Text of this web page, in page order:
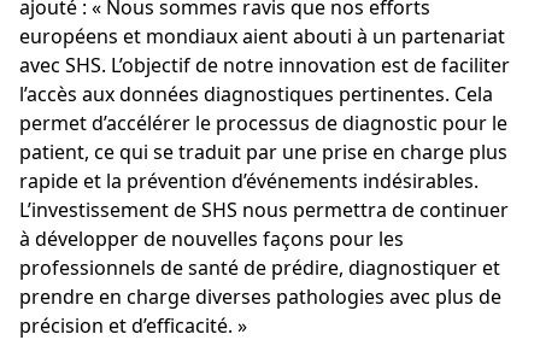
ajouté : « Nous sommes ravis que nos efforts
européens et mondiaux aient abouti à un partenariat
avec SHS. L’objectif de notre innovation est de faciliter
l’accès aux données diagnostiques pertinentes. Cela
permet d’accélérer le processus de diagnostic pour le
patient, ce qui se traduit par une prise en charge plus
rapide et la prévention d’événements indésirables.
L’investissement de SHS nous permettra de continuer
à développer de nouvelles façons pour les
professionnels de santé de prédire, diagnostiquer et
prendre en charge diverses pathologies avec plus de
précision et d’efficacité. »